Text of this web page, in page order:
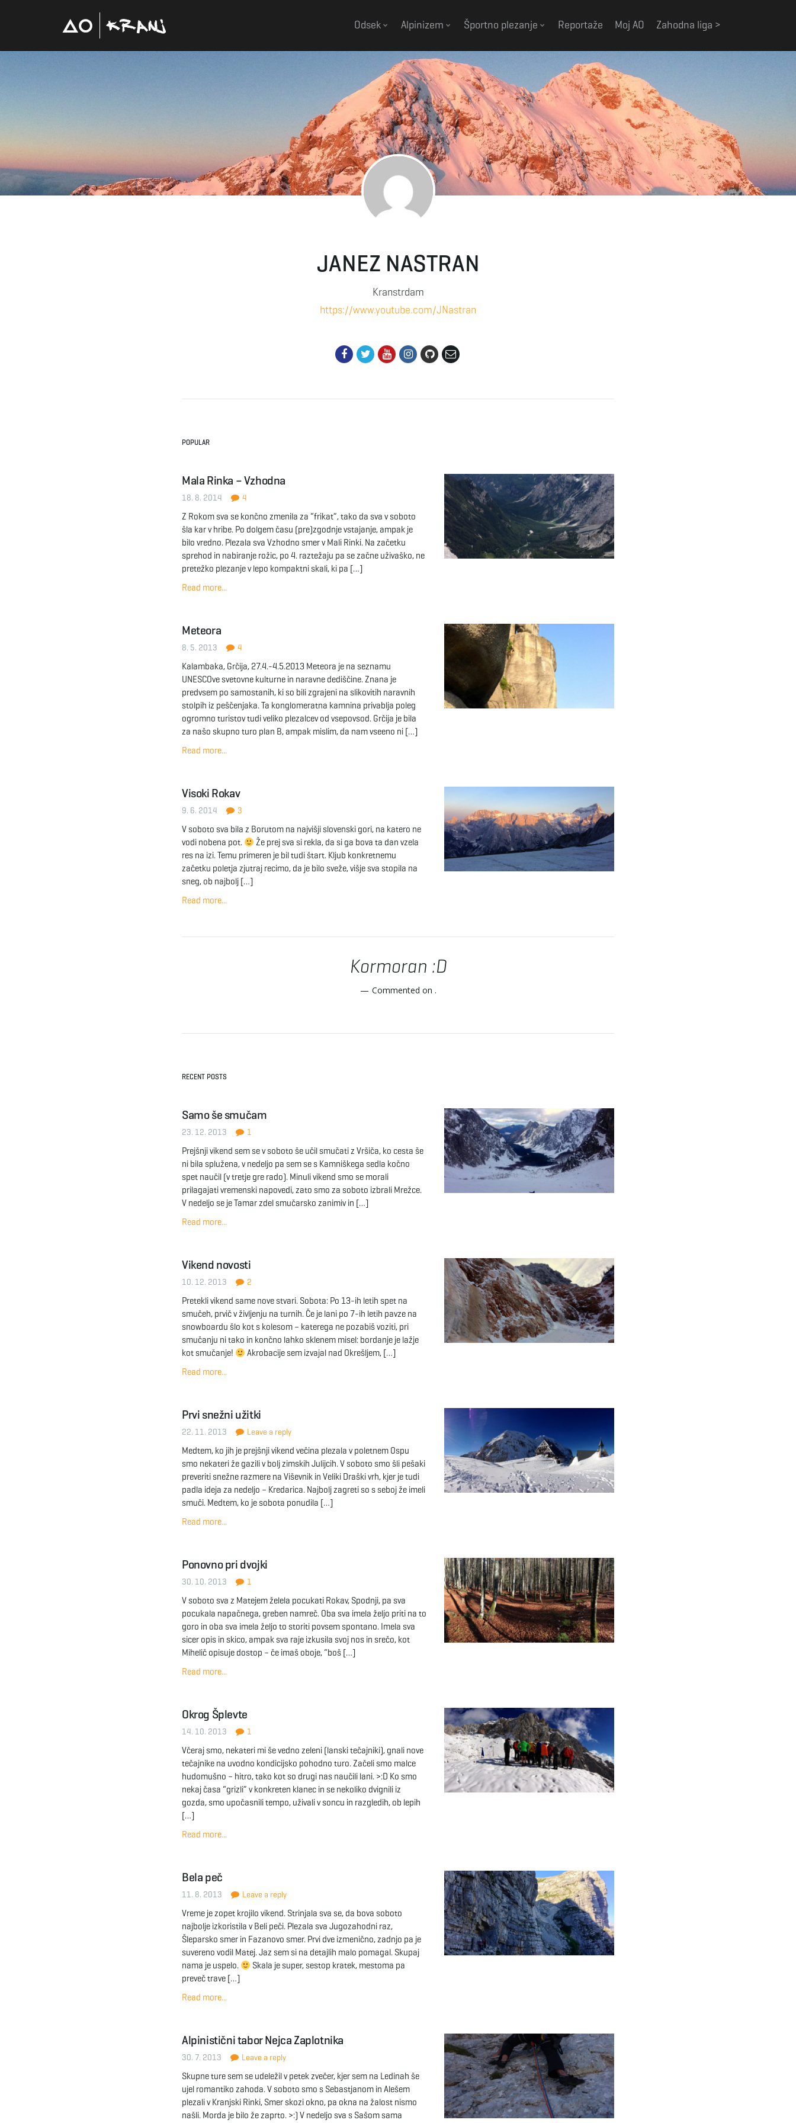
Odsek Alpinizem Športno plezanje Reportaže Moj AO Zahodna liga >
JANEZ NASTRAN
Kranstrdam
https://www.youtube.com/JNastran
POPULAR
Mala Rinka – Vzhodna
18. 8. 2014 4
Z Rokom sva se končno zmenila za “frikat”, tako da sva v soboto
šla kar v hribe. Po dolgem času (pre)zgodnje vstajanje, ampak je
bilo vredno. Plezala sva Vzhodno smer v Mali Rinki. Na začetku
sprehod in nabiranje rožic, po 4. raztežaju pa se začne uživaško, ne
pretežko plezanje v lepo kompaktni skali, ki pa […]
Read more...
Meteora
8. 5. 2013 4
Kalambaka, Grčija, 27.4.-4.5.2013 Meteora je na seznamu
UNESCOve svetovne kulturne in naravne dediščine. Znana je
predvsem po samostanih, ki so bili zgrajeni na slikovitih naravnih
stolpih iz peščenjaka. Ta konglomeratna kamnina privablja poleg
ogromno turistov tudi veliko plezalcev od vsepovsod. Grčija je bila
za našo skupno turo plan B, ampak mislim, da nam vseeno ni […]
Read more...
Visoki Rokav
9. 6. 2014 3
V soboto sva bila z Borutom na najvišji slovenski gori, na katero ne
vodi nobena pot.
Že prej sva si rekla, da si ga bova ta dan vzela
res na izi. Temu primeren je bil tudi štart. Kljub konkretnemu
začetku poletja zjutraj recimo, da je bilo sveže, višje sva stopila na
sneg, ob najbolj […]
Read more...
Kormoran :D
Commented on .
RECENT POSTS
Samo še smučam
23. 12. 2013 1
Prejšnji vikend sem se v soboto še učil smučati z Vršiča, ko cesta še
ni bila splužena, v nedeljo pa sem se s Kamniškega sedla kočno
spet naučil (v tretje gre rado). Minuli vikend smo se morali
prilagajati vremenski napovedi, zato smo za soboto izbrali Mrežce.
V nedeljo se je Tamar zdel smučarsko zanimiv in […]
Read more...
Vikend novosti
10. 12. 2013 2
Pretekli vikend same nove stvari. Sobota: Po 13-ih letih spet na
smučeh, prvič v življenju na turnih. Če je lani po 7-ih letih pavze na
snowboardu šlo kot s kolesom – katerega ne pozabiš voziti, pri
smučanju ni tako in končno lahko sklenem misel: bordanje je lažje
kot smučanje!
Akrobacije sem izvajal nad Okrešljem, […]
Read more...
Prvi snežni užitki
22. 11. 2013 Leave a reply
Medtem, ko jih je prejšnji vikend večina plezala v poletnem Ospu
smo nekateri že gazili v bolj zimskih Julijcih. V soboto smo šli pešaki
preveriti snežne razmere na Viševnik in Veliki Draški vrh, kjer je tudi
padla ideja za nedeljo – Kredarica. Najbolj zagreti so s seboj že imeli
smuči. Medtem, ko je sobota ponudila […]
Read more...
Ponovno pri dvojki
30. 10. 2013 1
V soboto sva z Matejem želela pocukati Rokav, Spodnji, pa sva
pocukala napačnega, greben namreč. Oba sva imela željo priti na to
goro in oba sva imela željo to storiti povsem spontano. Imela sva
sicer opis in skico, ampak sva raje izkusila svoj nos in srečo, kot
Mihelič opisuje dostop – če imaš oboje, “boš […]
Read more...
Okrog Šplevte
14. 10. 2013 1
Včeraj smo, nekateri mi še vedno zeleni (lanski tečajniki), gnali nove
tečajnike na uvodno kondicijsko pohodno turo. Začeli smo malce
hudomušno – hitro, tako kot so drugi nas naučili lani. >:D Ko smo
nekaj časa “grizli” v konkreten klanec in se nekoliko dvignili iz
gozda, smo upočasnili tempo, uživali v soncu in razgledih, ob lepih
[…]
Read more...
Bela peč
11. 8. 2013 Leave a reply
Vreme je zopet krojilo vikend. Strinjala sva se, da bova soboto
najbolje izkoristila v Beli peči. Plezala sva Jugozahodni raz,
Šleparsko smer in Fazanovo smer. Prvi dve izmenično, zadnjo pa je
suvereno vodil Matej. Jaz sem si na detajlih malo pomagal. Skupaj
nama je uspelo.
Skala je super, sestop kratek, mestoma pa
preveč trave […]
Read more...
Alpinistični tabor Nejca Zaplotnika
30. 7. 2013 Leave a reply
Skupne ture sem se udeležil v petek zvečer, kjer sem na Ledinah še
ujel romantiko zahoda. V soboto smo s Sebastjanom in Alešem
plezali v Kranjski Rinki, Smer skozi okno, pa okna na žalost nismo
našli. Morda je bilo že zaprto. >:) V nedeljo sva s Sašom sama